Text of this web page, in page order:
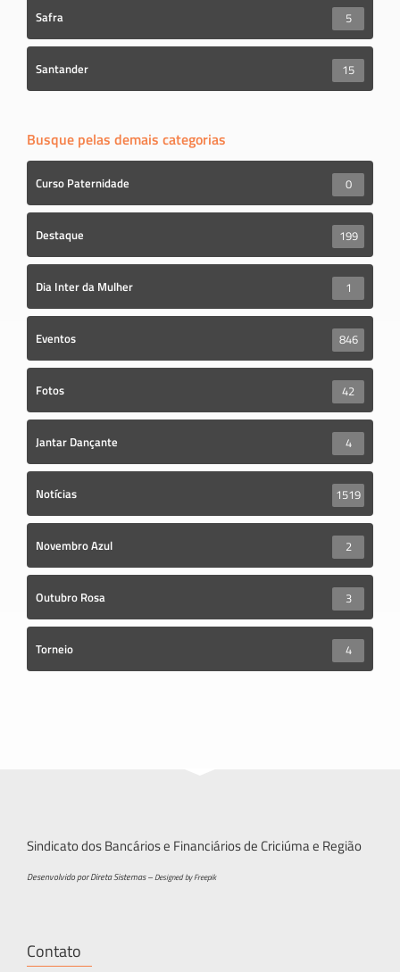
Safra 5
Santander 15
Busque pelas demais categorias
Curso Paternidade 0
Destaque 199
Dia Inter da Mulher 1
Eventos 846
Fotos 42
Jantar Dançante 4
Notícias 1519
Novembro Azul 2
Outubro Rosa 3
Torneio 4
Sindicato dos Bancários e Financiários de Criciúma e Região
Desenvolvido por Direta Sistemas –Designed by Freepik
Contato